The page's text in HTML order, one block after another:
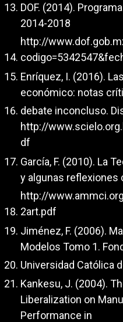
DOF. (2014).
2014-2018
http://
Enríquez, I. (2016).
económico: notas
debate inconcluso.
http://
df
García, F. (2010). La
y algunas
http://
2art.pdf
Jiménez, F. (2006).
Modelos Tomo 1.
Universidad Católica
Kankesu, J. (2004).
Liberalization on
Performance in